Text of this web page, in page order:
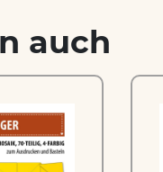
auch